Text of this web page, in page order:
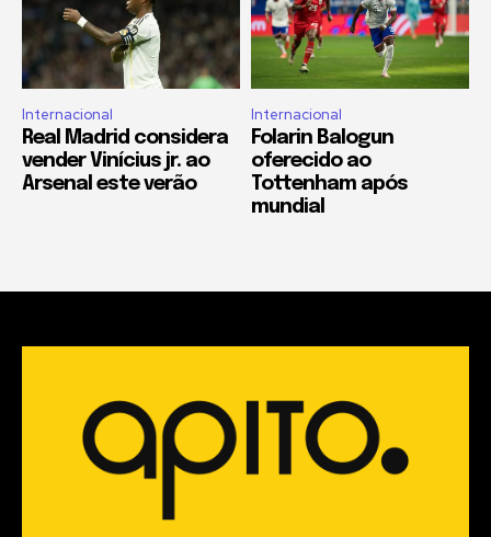
Internacional
Real Madrid considera
vender Vinícius jr. ao
Arsenal este verão
Internacional
Folarin Balogun
oferecido ao
Tottenham após
mundial